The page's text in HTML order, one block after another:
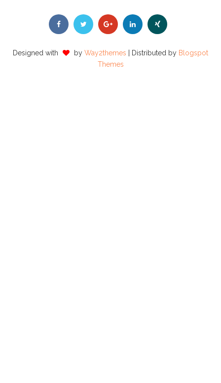
Designed with by Way2themes | Distributed by Blogspot
Themes